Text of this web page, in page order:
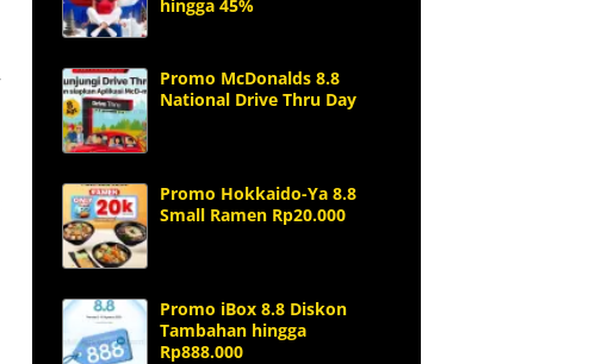
hingga 45%
Promo McDonalds 8.8
National Drive Thru Day
Promo Hokkaido-Ya 8.8
Small Ramen Rp20.000
Promo iBox 8.8 Diskon
Tambahan hingga
Rp888.000